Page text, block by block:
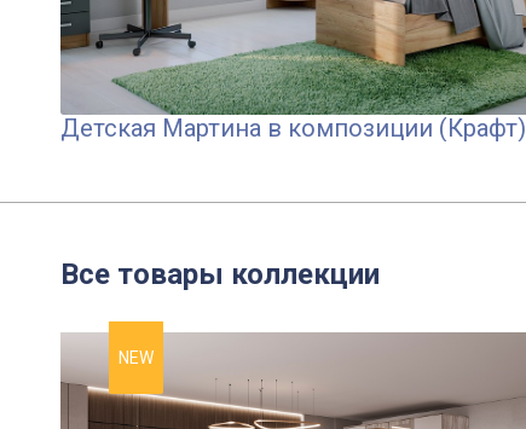
Детская Мартина в композиции (Крафт)
Все товары коллекции
NEW